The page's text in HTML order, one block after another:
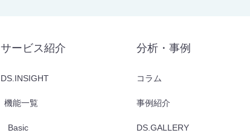
サービス紹介
DS.INSIGHT
機能一覧
Basic
分析・事例
コラム
事例紹介
DS.GALLERY